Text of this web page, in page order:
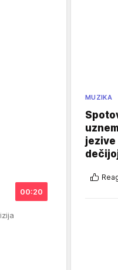
00:20
MUZIKA
jezive